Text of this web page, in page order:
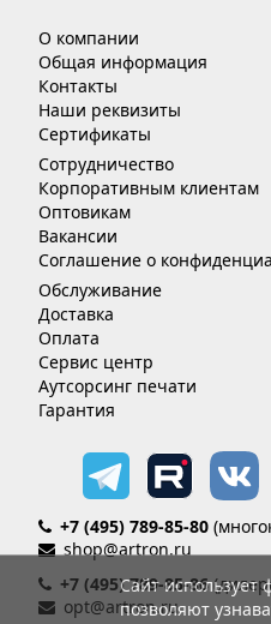
О компании
Общая информация
Контакты
Наши реквизиты
Сертификаты
Сотрудничество
Корпоративным клиентам
Оптовикам
Вакансии
Соглашение о
Обслуживание
Доставка
Оплата
Сервис центр
Аутсорсинг печати
Гарантия
+7 (495) 789-85-80
shop@artron.ru
+7 (495) 789-85-86
opt@artron.ru
Сайт
позволяют